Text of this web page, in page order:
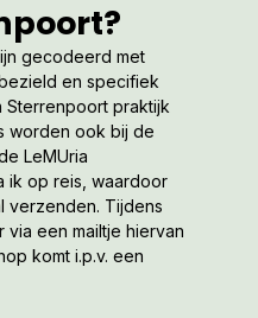
gecodeerd met
en specifiek
praktijk
worden ook bij de
LeMUria
ik op reis, waardoor
verzenden. Tijdens
een mailtje hiervan
komt i.p.v. een